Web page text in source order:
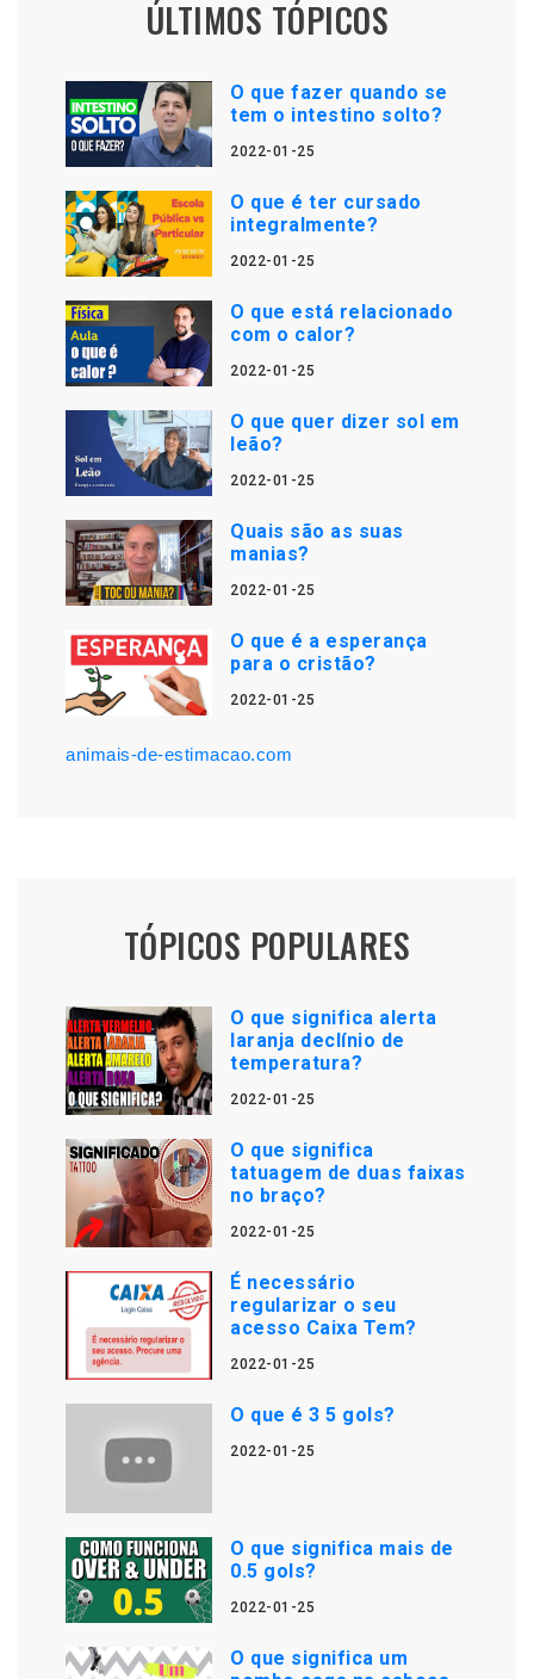
ÚLTIMOS TÓPICOS
O que fazer quando se
tem o intestino solto?
2022-01-25
O que é ter cursado
integralmente?
2022-01-25
O que está relacionado
com o calor?
2022-01-25
O que quer dizer sol em
leão?
2022-01-25
Quais são as suas
manias?
2022-01-25
O que é a esperança
para o cristão?
2022-01-25
animais-de-estimacao.com
TÓPICOS POPULARES
O que significa alerta
laranja declínio de
temperatura?
2022-01-25
O que significa
tatuagem de duas faixas
no braço?
2022-01-25
É necessário
regularizar o seu
acesso Caixa Tem?
2022-01-25
O que é 3 5 gols?
2022-01-25
O que significa mais de
0.5 gols?
2022-01-25
O que significa um